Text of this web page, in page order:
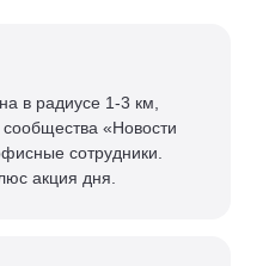
в радиусе 1-3 км,
сообщества «Новости
сотрудники.
акция дня.